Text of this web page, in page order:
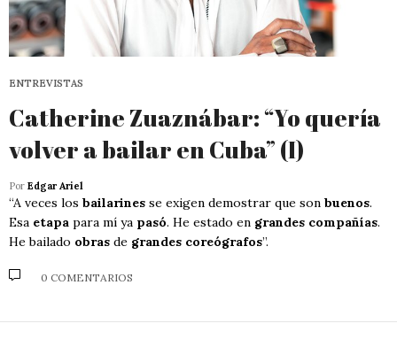
ENTREVISTAS
Catherine Zuaznábar: “Yo quería
volver a bailar en Cuba” (I)
Por Edgar Ariel
“A veces los bailarines se exigen demostrar que son buenos.
Esa etapa para mí ya pasó. He estado en grandes compañías.
He bailado obras de grandes coreógrafos”.
0 COMENTARIOS